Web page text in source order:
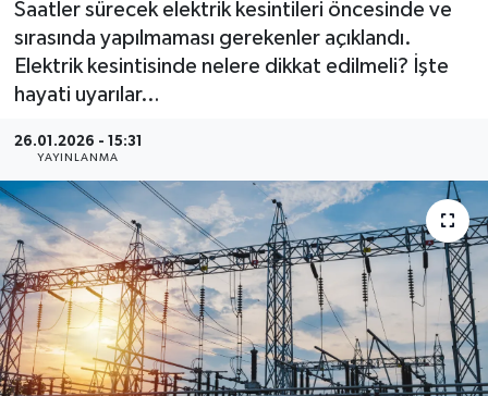
Saatler sürecek elektrik kesintileri öncesinde ve
sırasında yapılmaması gerekenler açıklandı.
Elektrik kesintisinde nelere dikkat edilmeli? İşte
hayati uyarılar…
26.01.2026 - 15:31
YAYINLANMA
MAGAZİN
ÖZEL HABER
RESMİ İLANLAR
SAĞLIK
SİYASET
SOSYAL YARDIMLAR
SPONSORLU YAZI